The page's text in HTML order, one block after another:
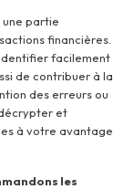
partie
financières.
facilement
de contribuer à la
des erreurs ou
et
à votre avantage
les